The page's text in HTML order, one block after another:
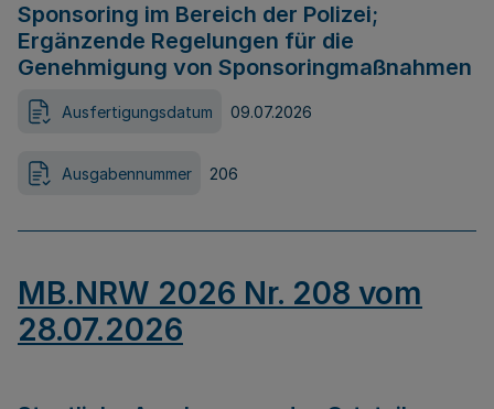
Sponsoring im Bereich der Polizei;
Ergänzende Regelungen für die
Genehmigung von Sponsoringmaßnahmen
Ausfertigungsdatum 09.07.2026
Ausgabennummer 206
MB.NRW 2026 Nr. 208 vom
28.07.2026